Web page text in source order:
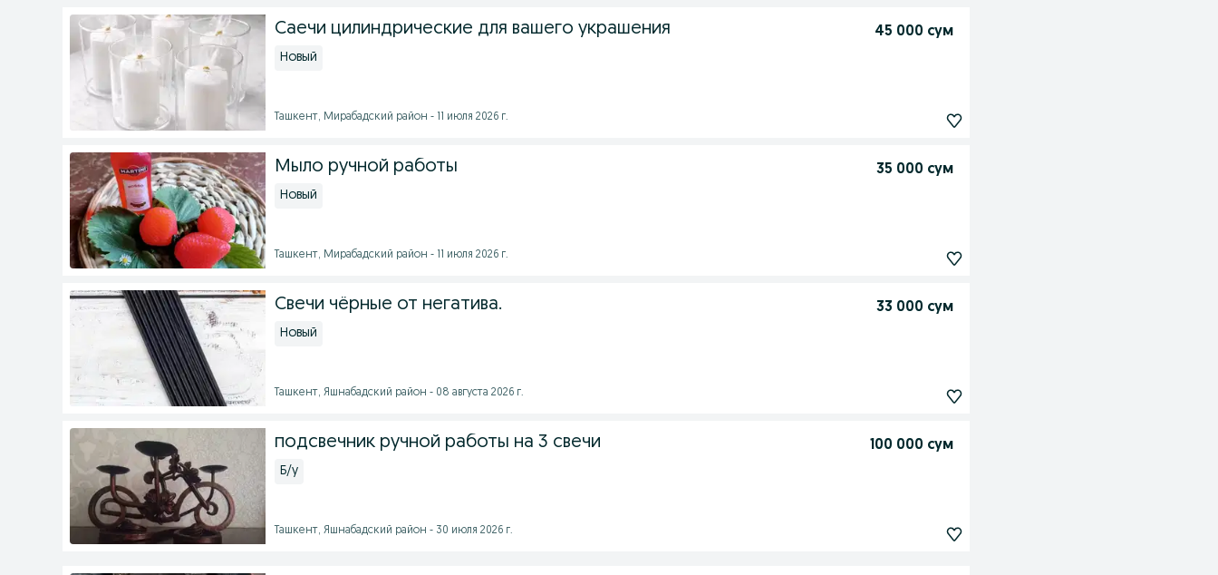
Саечи цилиндрические для вашего украшения 45 000 сум
Новый
Ташкент, Мирабадский район - 11 июля 2026 г.
Мыло ручной работы 35 000 сум
Новый
Ташкент, Мирабадский район - 11 июля 2026 г.
Свечи чёрные от негатива. 33 000 сум
Новый
Ташкент, Яшнабадский район - 08 августа 2026 г.
подсвечник ручной работы на 3 свечи 100 000 сум
Б/у
Ташкент, Яшнабадский район - 30 июля 2026 г.